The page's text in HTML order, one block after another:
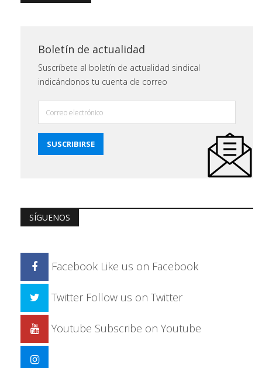
Boletín de actualidad
Suscríbete al boletín de actualidad sindical
indicándonos tu cuenta de correo
SÍGUENOS
Facebook Like us on Facebook
Twitter Follow us on Twitter
Youtube Subscribe on Youtube